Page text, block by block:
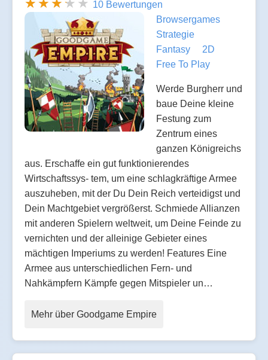
10 Bewertungen
Browsergames
Strategie
Fantasy
2D
Free To Play
Werde Burgherr und
baue Deine kleine
Festung zum
Zentrum eines
ganzen Königreichs
aus. Erschaffe ein gut funktionierendes
Wirtschaftssys- tem, um eine schlagkräftige Armee
auszuheben, mit der Du Dein Reich verteidigst und
Dein Machtgebiet vergrößerst. Schmiede Allianzen
mit anderen Spielern weltweit, um Deine Feinde zu
vernichten und der alleinige Gebieter eines
mächtigen Imperiums zu werden! Features Eine
Armee aus unterschiedlichen Fern- und
Nahkämpfern Kämpfe gegen Mitspieler un…
Mehr über Goodgame Empire